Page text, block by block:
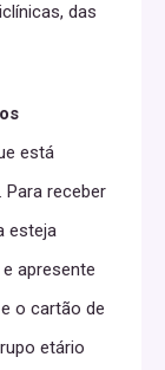
das
está
Para receber
esteja
apresente
o cartão de
etário